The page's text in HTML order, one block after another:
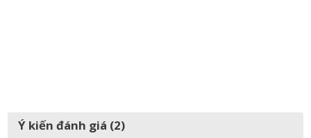
Ý kiến đánh giá (2)